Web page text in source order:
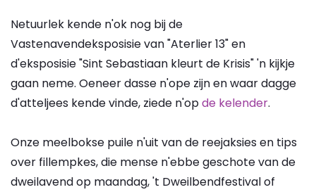
Netuurlek kende n'ok nog bij de
Vastenavendeksposisie van "Aterlier 13" en
d'eksposisie "Sint Sebastiaan kleurt de Krisis" 'n kijkje
gaan neme. Oeneer dasse n'ope zijn en waar dagge
d'atteljees kende vinde, ziede n'opde kelender.
Onze meelbokse puile n'uit van de reejaksies en tips
over fillempkes, die mense n'ebbe geschote van de
dweilavend op maandag, 't Dweilbendfestival of